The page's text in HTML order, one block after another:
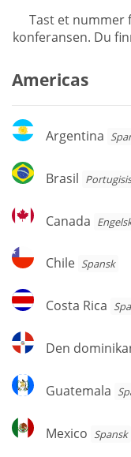
Tast et nummer
konferansen. Du
Americas
Argentina
Argentina
Brasil
Brasil
Canada
Canada
Chile
Chile Spansk
Costa
Rica
Costa Rica
Den
dominikanske
Den
Guatemala
Guatemala
Mexico
Mexico Spansk